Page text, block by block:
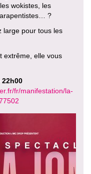
wokistes, les
?
large pour tous les
extrême, elle vous
22h00
fr/manifestation/la-